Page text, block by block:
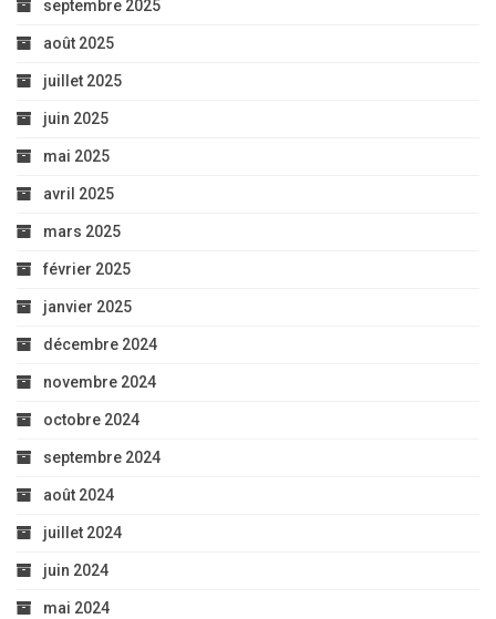
septembre 2025
août 2025
juillet 2025
juin 2025
mai 2025
avril 2025
mars 2025
février 2025
janvier 2025
décembre 2024
novembre 2024
octobre 2024
septembre 2024
août 2024
juillet 2024
juin 2024
mai 2024